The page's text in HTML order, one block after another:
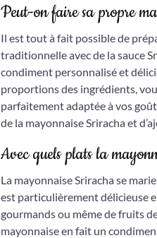
Peut-on faire sa propre
Il est tout à fait possible de
traditionnelle avec de la sauce
condiment personnalisé et
proportions des ingrédients,
parfaitement adaptée à vos
de la mayonnaise Sriracha et
Avec quels plats la
La mayonnaise Sriracha se
est particulièrement délicieuse
gourmands ou même de fruits
mayonnaise en fait un